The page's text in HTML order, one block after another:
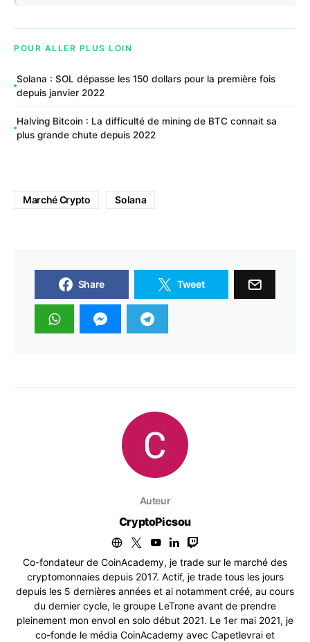
POUR ALLER PLUS LOIN
Solana : SOL dépasse les 150 dollars pour la première fois
depuis janvier 2022
Halving Bitcoin : La difficulté de mining de BTC connait sa
plus grande chute depuis 2022
Marché Crypto Solana
Share Tweet
Auteur
CryptoPicsou
Co-fondateur de CoinAcademy, je trade sur le marché des
cryptomonnaies depuis 2017. Actif, je trade tous les jours
depuis les 5 dernières années et ai notamment créé, au cours
du dernier cycle, le groupe LeTrone avant de prendre
pleinement mon envol en solo début 2021. Le 1er mai 2021, je
co-fonde le média CoinAcademy avec Capetlevrai et